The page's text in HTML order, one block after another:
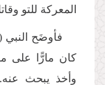
المعركة للتو
فأوضَح النبي
كان مارًّا على
وأخذ يبحث